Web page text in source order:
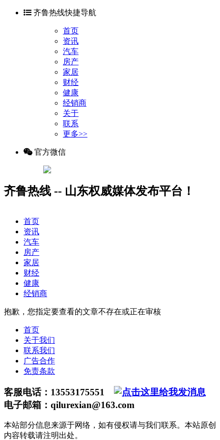
齐鲁热线快捷导航
首页
资讯
汽车
房产
家居
财经
健康
经销商
关于
联系
更多>>
官方微信
齐鲁热线 -- 山东权威媒体发布平台！
首页
资讯
汽车
房产
家居
财经
健康
经销商
抱歉，您指定要查看的文章不存在或正在审核
首页
关于我们
联系我们
广告合作
免责条款
客服电话：13553175551
电子邮箱：qilurexian@163.com
本站部分信息来源于网络，如有侵权请与我们联系。本站原创
内容转载请注明出处。